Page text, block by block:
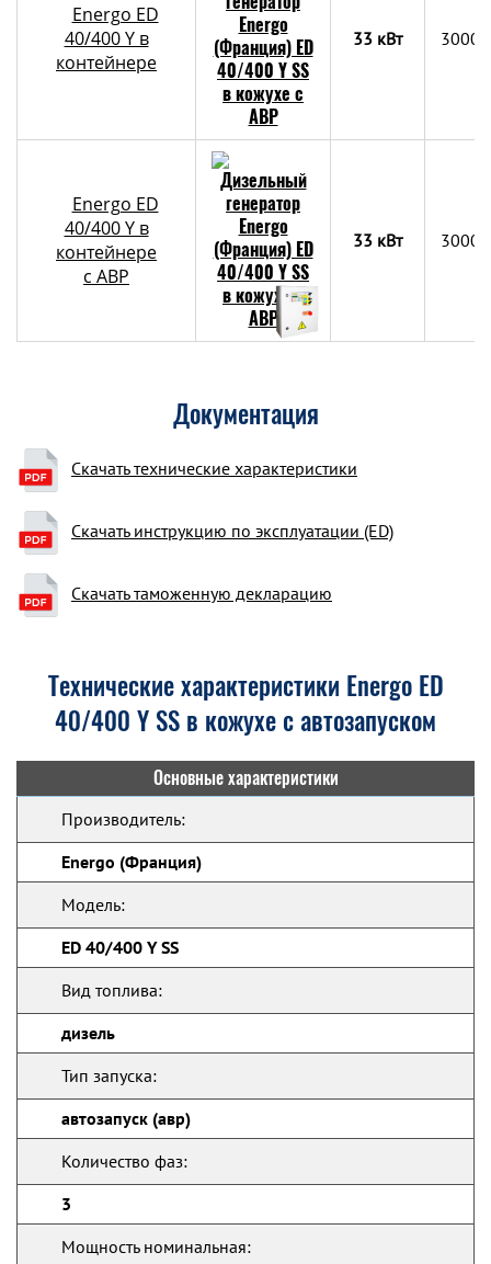
Energo ED
40/400 Y в
контейнере
33 кВт
Energo ED
40/400 Y в
контейнере
c АВР
33 кВт
Документация
Скачать технические характеристики
Скачать инструкцию по эксплуатации (ED)
Скачать таможенную декларацию
Технические характеристики Energo ED
40/400 Y SS в кожухе с автозапуском
Основные характеристики
Производитель:
Energo (Франция)
Модель:
ED 40/400 Y SS
Вид топлива:
дизель
Тип запуска:
автозапуск (авр)
Количество фаз:
3
Мощность номинальная: